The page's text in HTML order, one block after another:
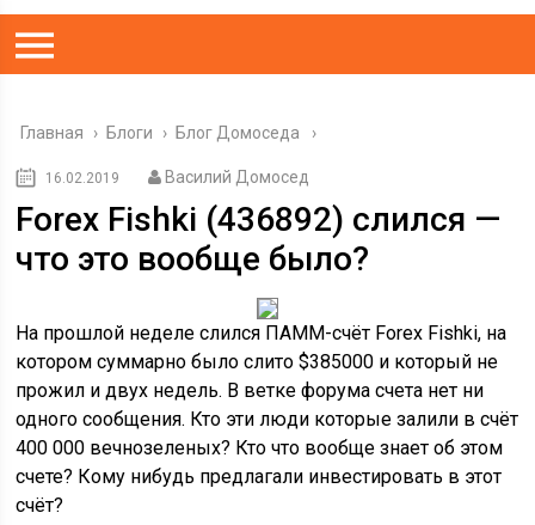
Главная › Блоги › Блог Домоседа
16.02.2019 Василий Домосед
Forex Fishki (436892) слился —
что это вообще было?
На прошлой неделе слился ПАММ-счёт Forex Fishki, на
котором суммарно было слито $385000 и который не
прожил и двух недель. В ветке форума счета нет ни
одного сообщения. Кто эти люди которые залили в счёт
400 000 вечнозеленых? Кто что вообще знает об этом
счете? Кому нибудь предлагали инвестировать в этот
счёт?